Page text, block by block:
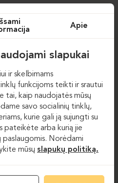
Išsami
Apie
slapukai
ir skelbimams
funkcijoms teikti ir srautui
tai, kaip naudojatės mūsų
savo socialinių tinklų,
kurie gali ją sujungti su
pateikėte arba kurią jie
paslaugomis. Norėdami
mūsų slapukų politiką.